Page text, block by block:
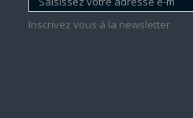
Inscrivez vous à la newsletter